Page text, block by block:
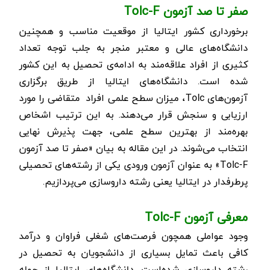
صفر تا صد آزمون Tolc-F
برخورداری کشور ایتالیا از موقعیت مناسب و همچنین
دانشگاه‌های عالی و معتبر منجر به جلب توجه تعداد
کثیری از افراد علاقه‌مند به ادامه‌ی تحصیل به این کشور
شده‌ است. دانشگاه‌های ایتالیا از طریق برگزاری
آزمون‌هایTolc، میزان سطح علمی افراد متقاضی را مورد
ارزیابی و سنجش قرار می‌دهند. به این ترتیب اشخاص
بهره‌مند از بهترین سطح علمی، جهت پذیرش نهایی
انتخاب می‌شوند. در این مقاله به بیان «صفر تا صد آزمون
Tolc-F» به عنوان آزمون ورودی یکی از رشته‌های تحصیلی
پرطرفدار در ایتالیا یعنی رشته داروسازی می‌پردازیم.
معرفی آزمون Tolc-F
وجود عواملی همچون فرصت‌های شغلی فراوان و درآمد
کافی باعث تمایل بسیاری از دانشجویان به تحصیل در